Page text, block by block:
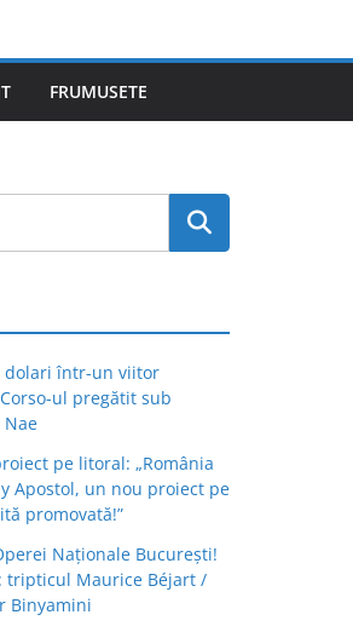
FRUMUSETE
dolari într-un viitor
ul pregătit sub
pe litoral: „România
Apostol, un nou proiect pe
promovată!”
Naționale București!
tripticul Maurice Béjart /
Binyamini